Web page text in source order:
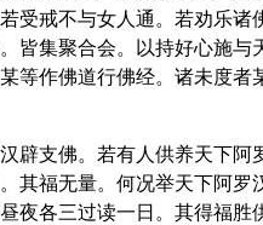
受戒不与女人通。若劝乐诸
皆集聚合会。以持好心施与
等作佛道行佛经。诸未度者
辟支佛。若有人供养天下阿
其福无量。何况举天下阿罗
夜各三过读一日。其得福胜